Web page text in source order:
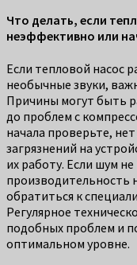
Что делать, если
неэффективно или
Если тепловой насос
необычные звуки,
Причины могут быть
до проблем с
начала проверьте,
загрязнений на
их работу. Если шум
производительность
обратиться к
Регулярное
подобных проблем и
оптимальном уровне.